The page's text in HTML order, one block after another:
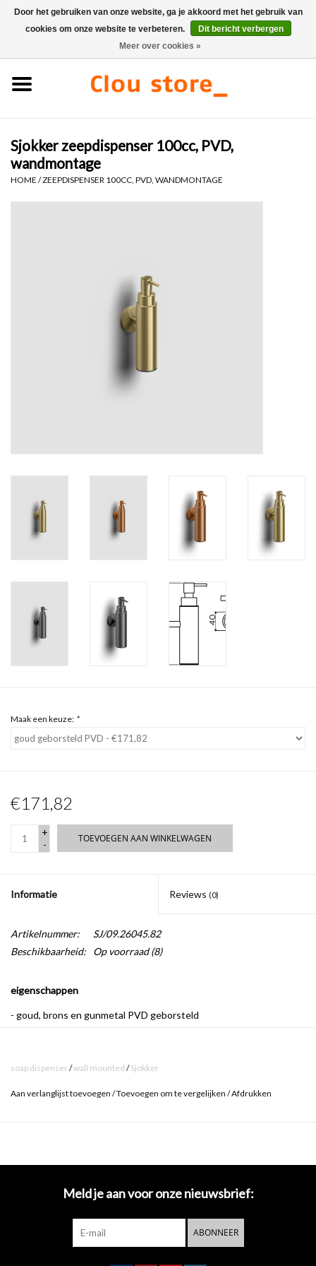
0 Artikelen - €0,00
Fonteinsets
Sjokker zeepdispenser 100cc, PVD,
wandmontage
HOME /ZEEPDISPENSER 100CC, PVD, WANDMONTAGE
Maak een keuze: *
€171,82
+
-
TOEVOEGEN AAN WINKELWAGEN
Informatie Reviews (0)
Artikelnummer:
SJ/09.26045.82
Beschikbaarheid:
Op voorraad(8)
eigenschappen
- goud, brons en gunmetal PVD geborsteld
(SJ/09.26045.21)
- met anti-vingerafdruk coating
- met uitneembare binnenfles
soap dispenser /wall mounted /Sjokker
Aan verlanglijst toevoegen /Toevoegen om te vergelijken /Afdrukken
Meld je aan voor onze nieuwsbrief:
ABONNEER
Door het gebruiken van onze website, ga je akkoord met het gebruik van
cookies om onze website te verbeteren.
Dit bericht verbergen
Meer over cookies »